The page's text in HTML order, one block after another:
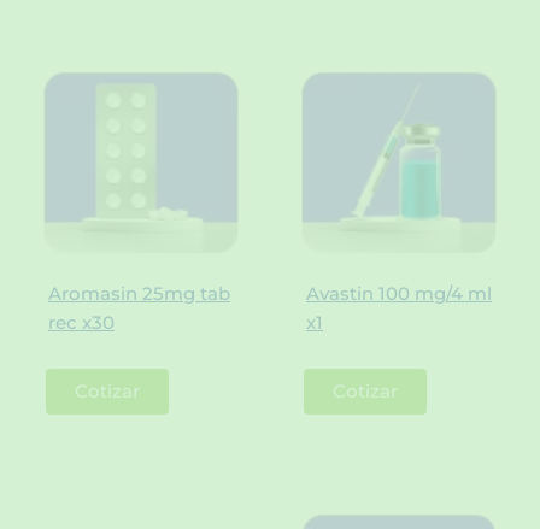
Aromasin 25mg tab
rec x30
Cotizar
Avastin 100 mg/4 ml
x1
Cotizar